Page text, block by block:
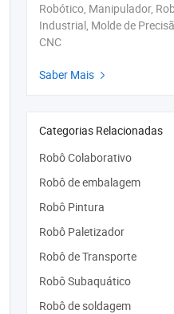
Robótico, Manipulador,
Industrial, Molde de
CNC
Saber Mais 
Categorias Relacionadas
Robô Colaborativo
Robô de embalagem
Robô Pintura
Robô Paletizador
Robô de Transporte
Robô Subaquático
Robô de soldagem